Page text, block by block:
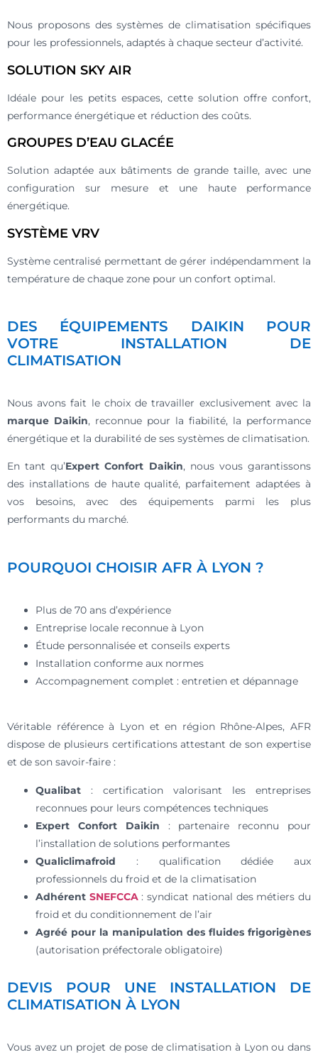
Nous proposons des systèmes de climatisation spécifiques
pour les professionnels, adaptés à chaque secteur d’activité.
SOLUTION SKY AIR
Idéale pour les petits espaces, cette solution offre confort,
performance énergétique et réduction des coûts.
GROUPES D’EAU GLACÉE
Solution adaptée aux bâtiments de grande taille, avec une
configuration sur mesure et une haute performance
énergétique.
SYSTÈME VRV
Système centralisé permettant de gérer indépendamment la
température de chaque zone pour un confort optimal.
DES ÉQUIPEMENTS DAIKIN POUR
VOTRE INSTALLATION DE
CLIMATISATION
Nous avons fait le choix de travailler exclusivement avec la
marque Daikin, reconnue pour la fiabilité, la performance
énergétique et la durabilité de ses systèmes de climatisation.
En tant qu’Expert Confort Daikin, nous vous garantissons
des installations de haute qualité, parfaitement adaptées à
vos besoins, avec des équipements parmi les plus
performants du marché.
POURQUOI CHOISIR AFR À LYON ?
Plus de 70 ans d’expérience
Entreprise locale reconnue à Lyon
Étude personnalisée et conseils experts
Installation conforme aux normes
Accompagnement complet : entretien et dépannage
Véritable référence à Lyon et en région Rhône-Alpes, AFR
dispose de plusieurs certifications attestant de son expertise
et de son savoir-faire :
Qualibat : certification valorisant les entreprises
reconnues pour leurs compétences techniques
Expert Confort Daikin : partenaire reconnu pour
l’installation de solutions performantes
Qualiclimafroid : qualification dédiée aux
professionnels du froid et de la climatisation
Adhérent SNEFCCA: syndicat national des métiers du
froid et du conditionnement de l’air
Agréé pour la manipulation des fluides frigorigènes
(autorisation préfectorale obligatoire)
DEVIS POUR UNE INSTALLATION DE
CLIMATISATION À LYON
Vous avez un projet de pose de climatisation à Lyon ou dans